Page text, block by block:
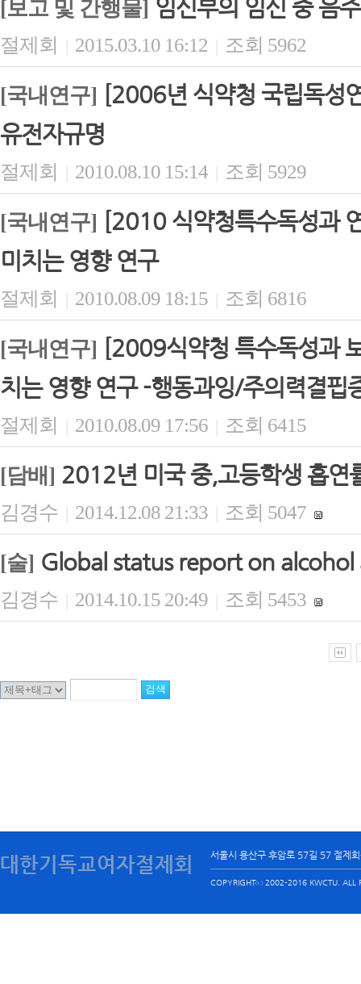
[보고 및 간행물] 임신부의 임신 중 음
절제회 | 2015.03.10 16:12 | 조회 5962
[국내연구]
[2006년 식약청 국립독성
유전자규명
절제회 | 2010.08.10 15:14 | 조회 5929
[국내연구]
[2010 식약청특수독성과
미치는 영향 연구
절제회 | 2010.08.09 18:15 | 조회 6816
[국내연구]
[2009식약청 특수독성과
치는 영향 연구 -행동과잉/주의력결
절제회 | 2010.08.09 17:56 | 조회 6415
[담배] 2012년 미국 중,고등학생 흡연
김경수 | 2014.12.08 21:33 | 조회 5047
[술] Global status report on
김경수 | 2014.10.15 20:49 | 조회 5453
대한기독교여자절제회 서울시 용산구 후암로 57길 57 절제
COPYRIGHTⓒ 2002-2016 KWCTU. ALL